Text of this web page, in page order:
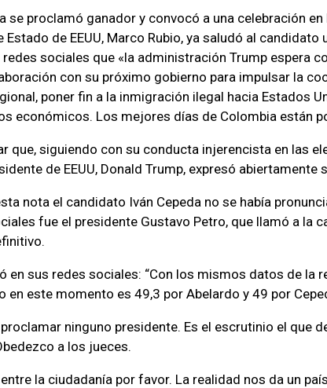
se proclamó ganador y convocó a una celebración en
Estado de EEUU, Marco Rubio, ya saludó al
sociales que «la administración Trump espera
con su próximo gobierno para impulsar la
poner fin a la inmigración ilegal hacia Estados
económicos. Los mejores días de Colombia están
que, siguiendo con su conducta injerencista en las
de EEUU, Donald Trump, expresó abiertamente
nota el candidato Iván Cepeda no se había
fue el presidente Gustavo Petro, que llamó a la
en sus redes sociales: “Con los mismos datos de la
en este momento es 49,3 por Abelardo y 49 por
ninguno presidente. Es el escrutinio el que
a los jueces.
la ciudadanía por favor. La realidad nos da un